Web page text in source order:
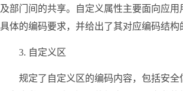
及部门间的共享。自定义属性主要面向应
具体的编码要求，并给出了其对应编码结构
3. 自定义区
规定了自定义区的编码内容，包括安